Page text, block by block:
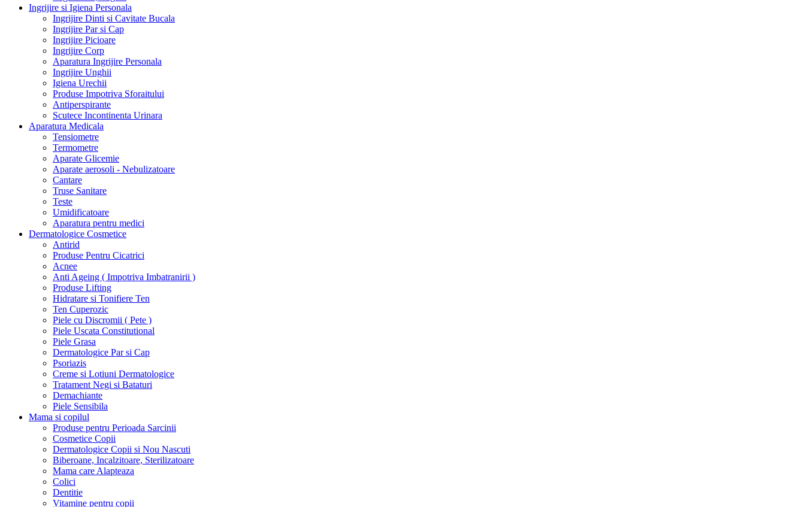
Ingrijire si Igiena Personala
Ingrijire Dinti si Cavitate Bucala
Ingrijire Par si Cap
Ingrijire Picioare
Ingrijire Corp
Aparatura Ingrijire Personala
Ingrijire Unghii
Igiena Urechii
Produse Impotriva Sforaitului
Antiperspirante
Scutece Incontinenta Urinara
Aparatura Medicala
Tensiometre
Termometre
Aparate Glicemie
Aparate aerosoli - Nebulizatoare
Cantare
Truse Sanitare
Teste
Umidificatoare
Aparatura pentru medici
Dermatologice Cosmetice
Antirid
Produse Pentru Cicatrici
Acnee
Anti Ageing ( Impotriva Imbatranirii )
Produse Lifting
Hidratare si Tonifiere Ten
Ten Cuperozic
Piele cu Discromii ( Pete )
Piele Uscata Constitutional
Piele Grasa
Dermatologice Par si Cap
Psoriazis
Creme si Lotiuni Dermatologice
Tratament Negi si Bataturi
Demachiante
Piele Sensibila
Mama si copilul
Produse pentru Perioada Sarcinii
Cosmetice Copii
Dermatologice Copii si Nou Nascuti
Biberoane, Incalzitoare, Sterilizatoare
Mama care Alapteaza
Colici
Dentitie
Vitamine pentru copii